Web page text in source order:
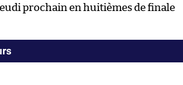
prochain en huitièmes de finale